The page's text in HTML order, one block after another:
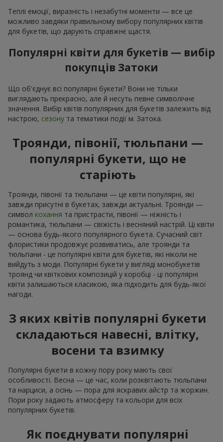
Теплі емоції, виразність і незабутні моменти — все це
можливо завдяки правильному вибору популярних квітів
для букетів, що дарують справжнє щастя.
Популярні квіти для букетів — вибір
покупців Затоки
Що об'єднує всі популярні букети? Вони не тільки
виглядають прекрасно, але й несуть певне символічне
значення. Вибір квітів популярних для букетів залежить від
настрою, сезону та тематики події м. Затока.
Троянди, півонії, тюльпани —
популярні букети, що не
старіють
Троянди, півонії та тюльпани — це квіти популярні, які
завжди присутні в букетах, завжди актуальні. Троянди —
символ кохання та пристрасти, півонії — ніжність і
романтика, тюльпани — свіжість і весняний настрій. Ці квіти
— основа будь-якого популярного букета. Сучасний світ
флористики продовжує розвиватись, але троянди та
тюльпани - це популярні квіти для букетів, які ніколи не
вийдуть з моди. Популярні букети у вигляді монобукетів
троянд чи квіткових композицій у коробці - ці популярні
квіти залишаються класикою, яка підходить для будь-якої
нагоди.
З яких квітів популярні букети
складаються навесні, влітку,
восени та взимку
Популярні букети в кожну пору року мають свої
особливості. Весна — це час, коли розквітають тюльпани
та нарциси, а осінь — пора для яскравих айстр та жоржин.
Пори року задають атмосферу та кольори для всіх
популярних букетів.
Як поєднувати популярні